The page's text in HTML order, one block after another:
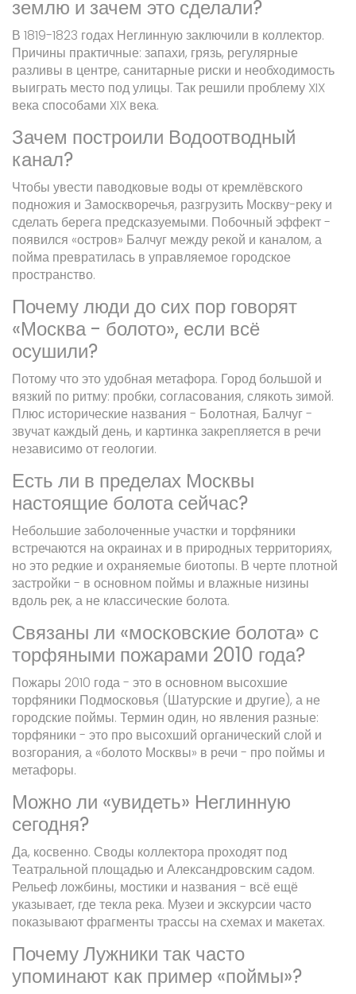
землю и зачем это сделали?
В 1819-1823 годах Неглинную заключили в коллектор.
Причины практичные: запахи, грязь, регулярные
разливы в центре, санитарные риски и необходимость
выиграть место под улицы. Так решили проблему XIX
века способами XIX века.
Зачем построили Водоотводный
канал?
Чтобы увести паводковые воды от кремлёвского
подножия и Замоскворечья, разгрузить Москву-реку и
сделать берега предсказуемыми. Побочный эффект -
появился «остров» Балчуг между рекой и каналом, а
пойма превратилась в управляемое городское
пространство.
Почему люди до сих пор говорят
«Москва - болото», если всё
осушили?
Потому что это удобная метафора. Город большой и
вязкий по ритму: пробки, согласования, слякоть зимой.
Плюс исторические названия - Болотная, Балчуг -
звучат каждый день, и картинка закрепляется в речи
независимо от геологии.
Есть ли в пределах Москвы
настоящие болота сейчас?
Небольшие заболоченные участки и торфяники
встречаются на окраинах и в природных территориях,
но это редкие и охраняемые биотопы. В черте плотной
застройки - в основном поймы и влажные низины
вдоль рек, а не классические болота.
Связаны ли «московские болота» с
торфяными пожарами 2010 года?
Пожары 2010 года - это в основном высохшие
торфяники Подмосковья (Шатурские и другие), а не
городские поймы. Термин один, но явления разные:
торфяники - это про высохший органический слой и
возгорания, а «болото Москвы» в речи - про поймы и
метафоры.
Можно ли «увидеть» Неглинную
сегодня?
Да, косвенно. Своды коллектора проходят под
Театральной площадью и Александровским садом.
Рельеф ложбины, мостики и названия - всё ещё
указывает, где текла река. Музеи и экскурсии часто
показывают фрагменты трассы на схемах и макетах.
Почему Лужники так часто
упоминают как пример «поймы»?